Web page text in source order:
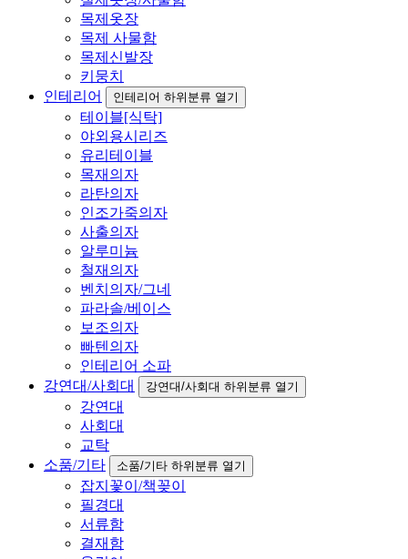
목제옷장
목제 사물함
목제신발장
키뭉치
인테리어
인테리어 하위분류 열기
테이블[식탁]
야외용시리즈
유리테이블
목재의자
라탄의자
인조가죽의자
사출의자
알루미늄
철재의자
벤치의자/그네
파라솔/베이스
보조의자
빠텐의자
인테리어 소파
강연대/사회대
강연대/사회대 하위분류 열기
강연대
사회대
교탁
소품/기타
소품/기타 하위분류 열기
잡지꽃이/책꽂이
필경대
서류함
결재함